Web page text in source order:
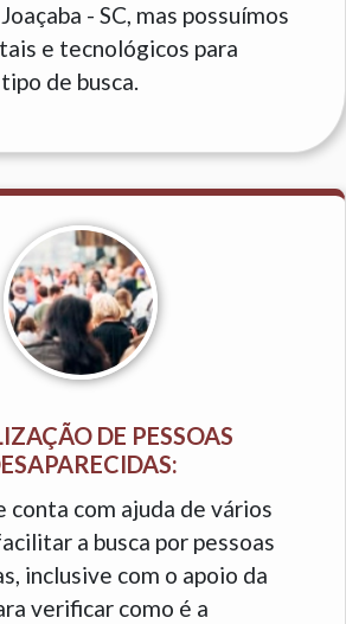
- SC, mas possuímos
e tecnológicos para
de busca.
DE PESSOAS
conta com ajuda de vários
a busca por pessoas
inclusive com o apoio da
verificar como é a